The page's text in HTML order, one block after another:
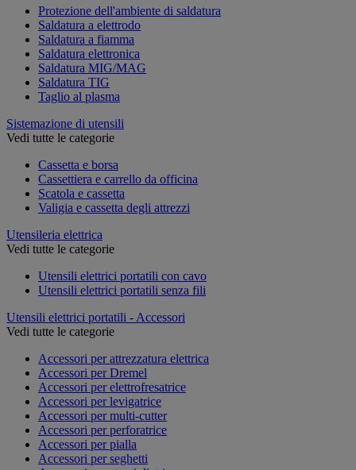
Protezione dell'ambiente di saldatura
Saldatura a elettrodo
Saldatura a fiamma
Saldatura elettronica
Saldatura MIG/MAG
Saldatura TIG
Taglio al plasma
Sistemazione di utensili
Vedi tutte le categorie
Cassetta e borsa
Cassettiera e carrello da officina
Scatola e cassetta
Valigia e cassetta degli attrezzi
Utensileria elettrica
Vedi tutte le categorie
Utensili elettrici portatili con cavo
Utensili elettrici portatili senza fili
Utensili elettrici portatili - Accessori
Vedi tutte le categorie
Accessori per attrezzatura elettrica
Accessori per Dremel
Accessori per elettrofresatrice
Accessori per levigatrice
Accessori per multi-cutter
Accessori per perforatrice
Accessori per pialla
Accessori per seghetti